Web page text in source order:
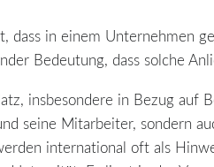
dass in einem Unternehmen
Bedeutung, dass solche
insbesondere in Bezug auf
seine Mitarbeiter, sondern
international oft als